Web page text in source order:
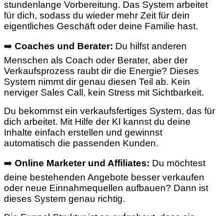
stundenlange Vorbereitung. Das System arbeitet
für dich, sodass du wieder mehr Zeit für dein
eigentliches Geschäft oder deine Familie hast.
➡️ Coaches und Berater: Du hilfst anderen
Menschen als Coach oder Berater, aber der
Verkaufsprozess raubt dir die Energie? Dieses
System nimmt dir genau diesen Teil ab. Kein
nerviger Sales Call, kein Stress mit Sichtbarkeit.
Du bekommst ein verkaufsfertiges System, das für
dich arbeitet. Mit Hilfe der KI kannst du deine
Inhalte einfach erstellen und gewinnst
automatisch die passenden Kunden.
➡️ Online Marketer und Affiliates: Du möchtest
deine bestehenden Angebote besser verkaufen
oder neue Einnahmequellen aufbauen? Dann ist
dieses System genau richtig.